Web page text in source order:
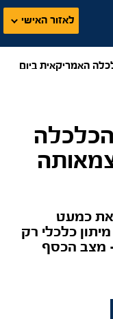
לאזור האישי
האמריקאית ביום
כמעט
כלכלי רק
לכבוד 4 ביולי 2023 – מצב הכסף